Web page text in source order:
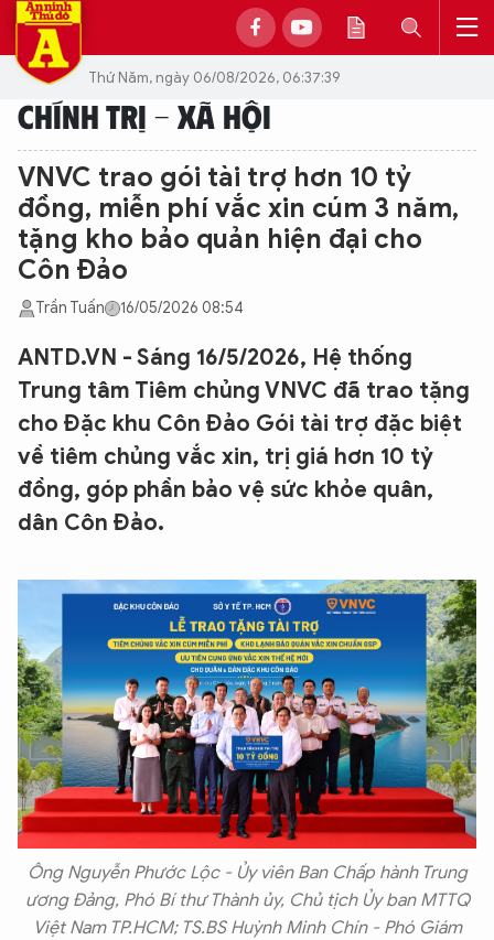
Thứ Năm, ngày 06/08/2026, 06:37:39
CHÍNH TRỊ - XÃ HỘI
VNVC trao gói tài trợ hơn 10 tỷ
đồng, miễn phí vắc xin cúm 3 năm,
tặng kho bảo quản hiện đại cho
Côn Đảo
Trần Tuấn 16/05/2026 08:54
ANTD.VN - Sáng 16/5/2026, Hệ thống
Trung tâm Tiêm chủng VNVC đã trao tặng
cho Đặc khu Côn Đảo Gói tài trợ đặc biệt
về tiêm chủng vắc xin, trị giá hơn 10 tỷ
đồng, góp phần bảo vệ sức khỏe quân,
dân Côn Đảo.
Ông Nguyễn Phước Lộc - Ủy viên Ban Chấp hành Trung
ương Đảng, Phó Bí thư Thành ủy, Chủ tịch Ủy ban MTTQ
Việt Nam TP.HCM; TS.BS Huỳnh Minh Chín - Phó Giám